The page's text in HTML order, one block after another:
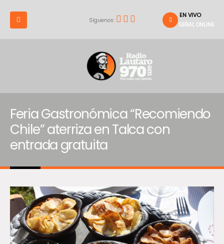
Síguenos:
EN VIVO
SEÑAL ONLINE
Feria Gastronómica “Recomiendo
Chile” aterriza en Talca con
entrada gratuita